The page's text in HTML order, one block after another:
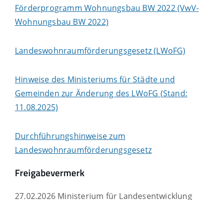
Förderprogramm Wohnungsbau BW 2022 (VwV-
Wohnungsbau BW 2022)
Landeswohnraumförderungsgesetz (LWoFG)
Hinweise des Ministeriums für Städte und
Gemeinden zur Änderung des LWoFG (Stand:
11.08.2025)
Durchführungshinweise zum
Landeswohnraumförderungsgesetz
Freigabevermerk
27.02.2026 Ministerium für Landesentwicklung